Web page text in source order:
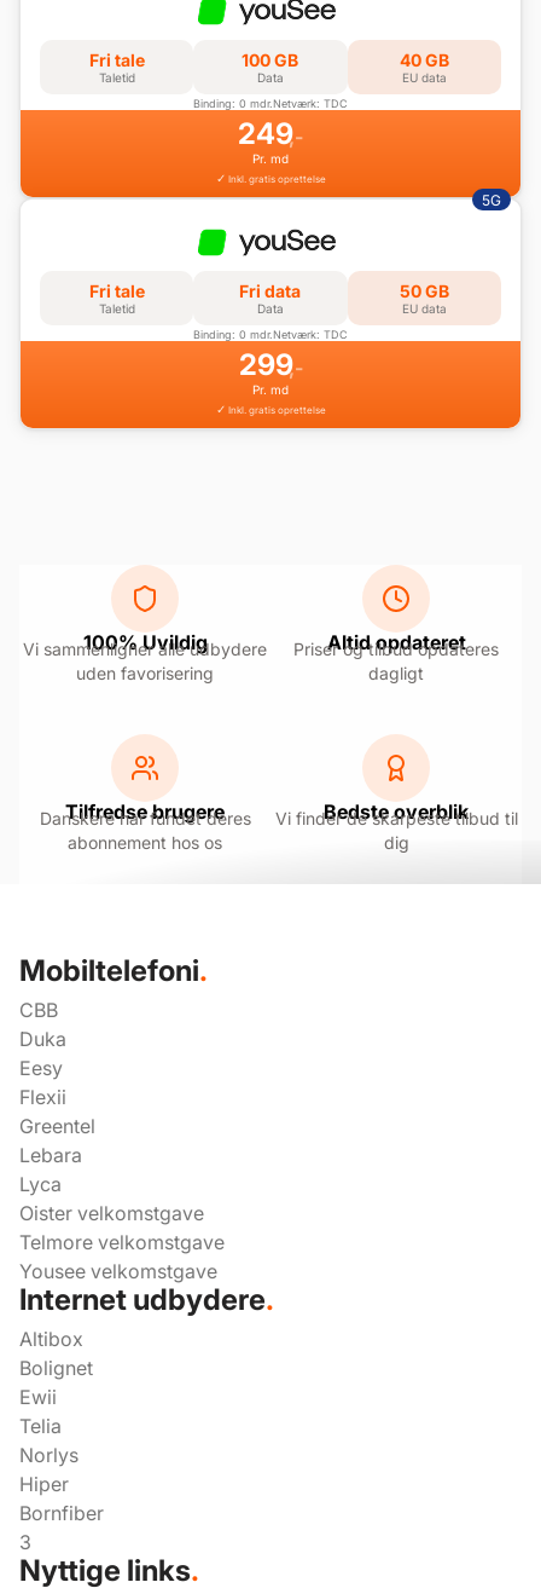
Fri tale
Taletid
100 GB
Data
40 GB
EU data
Binding: 0 mdr.Netværk: TDC
249,-
Pr. md
Inkl. gratis oprettelse
5G
Fri tale
Taletid
Fri data
Data
50 GB
EU data
Binding: 0 mdr.Netværk: TDC
299,-
Pr. md
Inkl. gratis oprettelse
100% Uvildig
Vi sammenligner alle udbydere
uden favorisering
Altid opdateret
Priser og tilbud opdateres
dagligt
Tilfredse brugere
Danskere har fundet deres
abonnement hos os
Bedste overblik
Vi finder de skarpeste tilbud til
dig
Mobiltelefoni.
CBB
Duka
Eesy
Flexii
Greentel
Lebara
Lyca
Oister velkomstgave
Telmore velkomstgave
Yousee velkomstgave
Internet udbydere.
Altibox
Bolignet
Ewii
Telia
Norlys
Hiper
Bornfiber
3
Nyttige links.